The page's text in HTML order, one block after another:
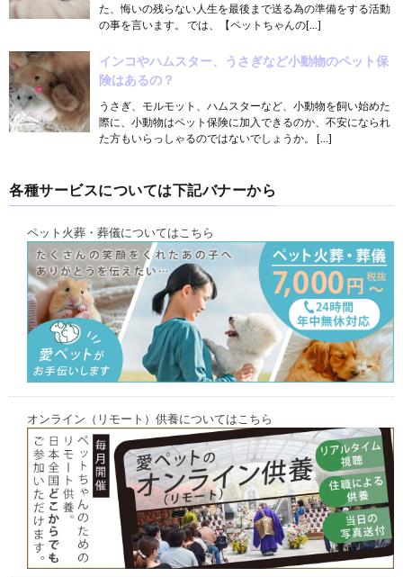
た、悔いの残らない人生を最後まで送る為の準備をする活動
の事を言います。 では、【ペットちゃんの[…]
インコやハムスター、うさぎなど小動物のペット保
険はあるの？
うさぎ、モルモット、ハムスターなど、小動物を飼い始めた
際に、小動物はペット保険に加入できるのか、不安になられ
た方もいらっしゃるのではないでしょうか。 […]
各種サービスについては下記バナーから
ペット火葬・葬儀についてはこちら
オンライン（リモート）供養についてはこちら